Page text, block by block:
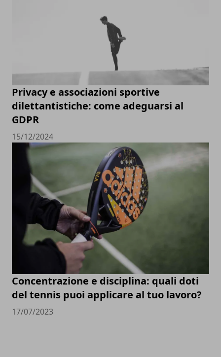
Privacy e associazioni sportive
dilettantistiche: come adeguarsi al
GDPR
15/12/2024
Concentrazione e disciplina: quali doti
del tennis puoi applicare al tuo lavoro?
17/07/2023